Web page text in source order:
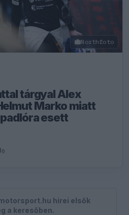
Northfoto
tárgyal Alex
Marko miatt
esett
0
hírei elsők
a keresőben.